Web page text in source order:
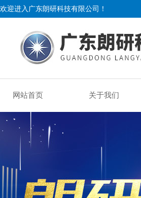
欢迎进入广东朗研科技有限公司！
网站首页 关于我们